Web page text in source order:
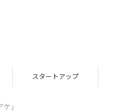
スタートアップ
」